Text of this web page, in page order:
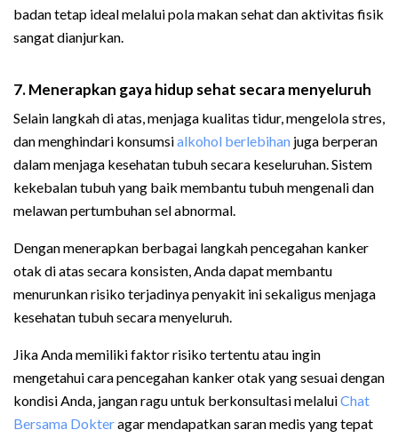
badan tetap ideal melalui pola makan sehat dan aktivitas fisik
sangat dianjurkan.
7. Menerapkan gaya hidup sehat secara menyeluruh
Selain langkah di atas, menjaga kualitas tidur, mengelola stres,
dan menghindari konsumsialkohol berlebihan juga berperan
dalam menjaga kesehatan tubuh secara keseluruhan. Sistem
kekebalan tubuh yang baik membantu tubuh mengenali dan
melawan pertumbuhan sel abnormal.
Dengan menerapkan berbagai langkah pencegahan kanker
otak di atas secara konsisten, Anda dapat membantu
menurunkan risiko terjadinya penyakit ini sekaligus menjaga
kesehatan tubuh secara menyeluruh.
Jika Anda memiliki faktor risiko tertentu atau ingin
mengetahui cara pencegahan kanker otak yang sesuai dengan
kondisi Anda, jangan ragu untuk berkonsultasi melaluiChat
Bersama Dokteragar mendapatkan saran medis yang tepat